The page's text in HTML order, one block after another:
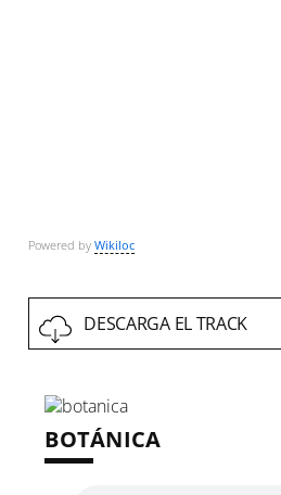
Powered byWikiloc
DESCARGA EL TRACK
BOTÁNICA